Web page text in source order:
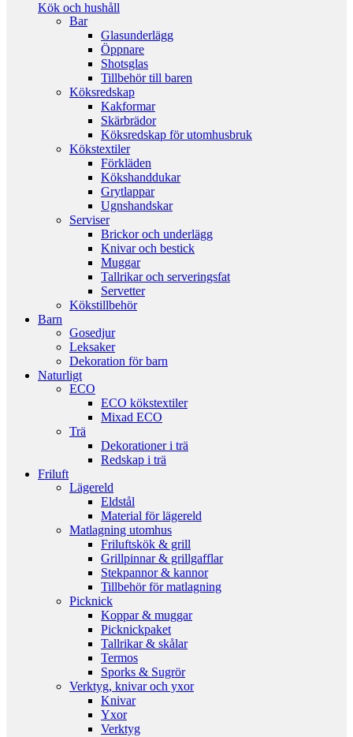
Kök och hushåll
Bar
Glasunderlägg
Öppnare
Shotsglas
Tillbehör till baren
Köksredskap
Kakformar
Skärbrädor
Köksredskap för utomhusbruk
Kökstextiler
Förkläden
Kökshanddukar
Grytlappar
Ugnshandskar
Serviser
Brickor och underlägg
Knivar och bestick
Muggar
Tallrikar och serveringsfat
Servetter
Kökstillbehör
Barn
Gosedjur
Leksaker
Dekoration för barn
Naturligt
ECO
ECO kökstextiler
Mixad ECO
Trä
Dekorationer i trä
Redskap i trä
Friluft
Lägereld
Eldstål
Material för lägereld
Matlagning utomhus
Friluftskök & grill
Grillpinnar & grillgafflar
Stekpannor & kannor
Tillbehör för matlagning
Picknick
Koppar & muggar
Picknickpaket
Tallrikar & skålar
Termos
Sporks & Sugrör
Verktyg, knivar och yxor
Knivar
Yxor
Verktyg